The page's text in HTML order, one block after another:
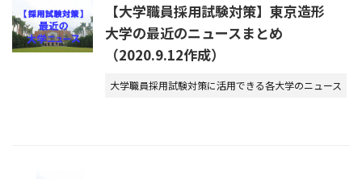
【大学職員採用試験対策】東京造形
大学の最近のニュースまとめ
（2020.9.12作成）
大学職員採用試験対策に活用できる各大学のニュース